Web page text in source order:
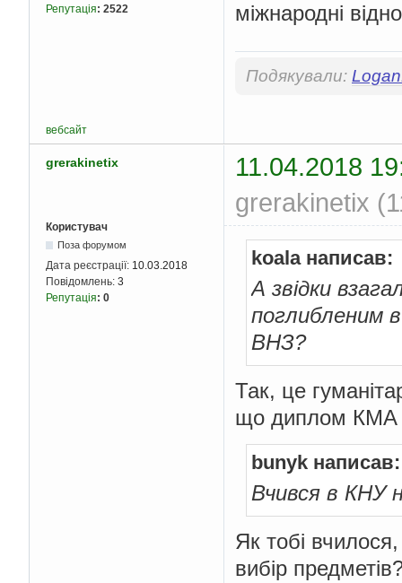
Репутація: 2522
міжнародні
Подякували:
вебсайт
grerakinetix
11.04.2018
grerakinetix
Користувач
Поза форумом
Дата реєстрації: 10.03.2018
Повідомлень: 3
Репутація: 0
koala написав:
А звідки
поглибленим
ВНЗ?
Так, це
що диплом КМА
bunyk написав:
Вчився в КНУ
Як тобі
вибір